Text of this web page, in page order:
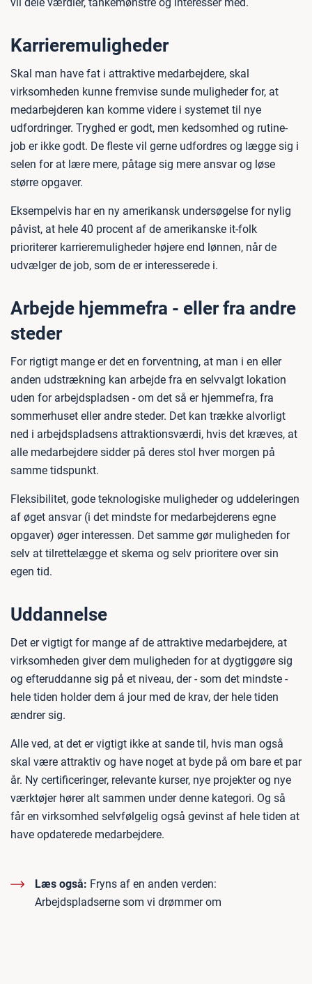
Karrieremuligheder
Skal man have fat i attraktive medarbejdere, skal
virksomheden kunne fremvise sunde muligheder for, at
medarbejderen kan komme videre i systemet til nye
udfordringer. Tryghed er godt, men kedsomhed og rutine-
job er ikke godt. De fleste vil gerne udfordres og lægge sig i
selen for at lære mere, påtage sig mere ansvar og løse
større opgaver.
Eksempelvis har en ny amerikansk undersøgelse for nylig
påvist, at hele 40 procent af de amerikanske it-folk
prioriterer karrieremuligheder højere end lønnen, når de
udvælger de job, som de er interesserede i.
Arbejde hjemmefra - eller fra andre
steder
For rigtigt mange er det en forventning, at man i en eller
anden udstrækning kan arbejde fra en selvvalgt lokation
uden for arbejdspladsen - om det så er hjemmefra, fra
sommerhuset eller andre steder. Det kan trække alvorligt
ned i arbejdspladsens attraktionsværdi, hvis det kræves, at
alle medarbejdere sidder på deres stol hver morgen på
samme tidspunkt.
Fleksibilitet, gode teknologiske muligheder og uddeleringen
af øget ansvar (i det mindste for medarbejderens egne
opgaver) øger interessen. Det samme gør muligheden for
selv at tilrettelægge et skema og selv prioritere over sin
egen tid.
Uddannelse
Det er vigtigt for mange af de attraktive medarbejdere, at
virksomheden giver dem muligheden for at dygtiggøre sig
og efteruddanne sig på et niveau, der - som det mindste -
hele tiden holder dem á jour med de krav, der hele tiden
ændrer sig.
Alle ved, at det er vigtigt ikke at sande til, hvis man også
skal være attraktiv og have noget at byde på om bare et par
år. Ny certificeringer, relevante kurser, nye projekter og nye
værktøjer hører alt sammen under denne kategori. Og så
får en virksomhed selvfølgelig også gevinst af hele tiden at
have opdaterede medarbejdere.
Læs også: Fryns af en anden verden:
Arbejdspladserne som vi drømmer om